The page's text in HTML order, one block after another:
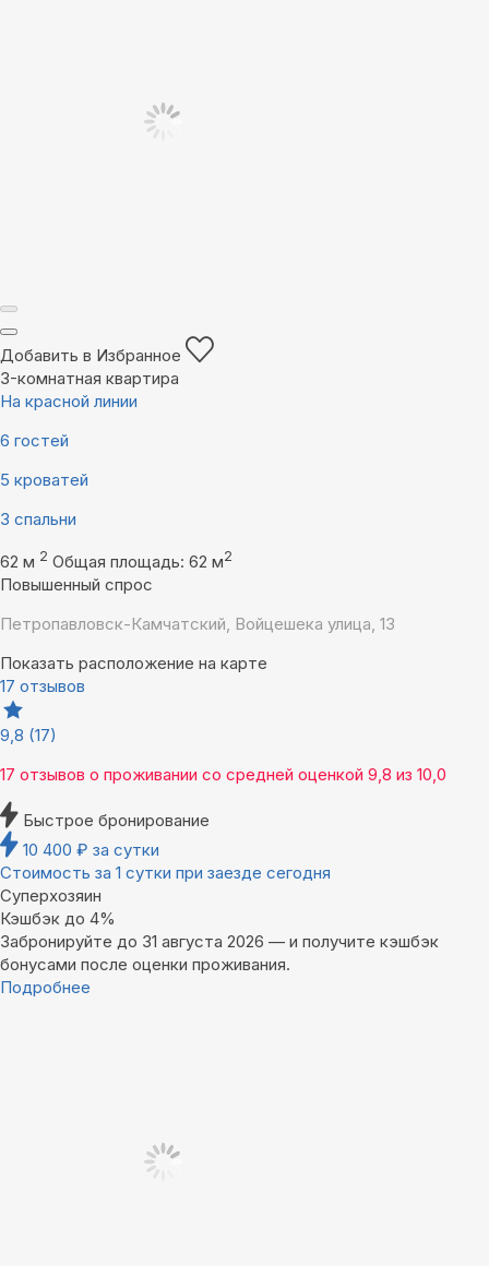
Добавить в Избранное
3-комнатная квартира
На красной линии
6 гостей
5 кроватей
3 спальни
62 м 2 Общая площадь: 62 м2
Повышенный спрос
Петропавловск-Камчатский, Войцешека улица, 13
Показать расположение на карте
17 отзывов
9,8 (17)
17 отзывов о проживании со средней оценкой 9,8 из 10,0
Быстрое бронирование
10 400 ₽ за сутки
Стоимость за 1 сутки при заезде сегодня
Суперхозяин
Кэшбэк до 4%
Забронируйте до 31 августа 2026 — и получите кэшбэк
бонусами после оценки проживания.
Подробнее